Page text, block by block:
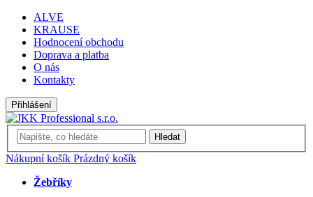
ALVE
KRAUSE
Hodnocení obchodu
Doprava a platba
O nás
Kontakty
Přihlášení
Hledat
Nákupní košík Prázdný košík
Žebříky